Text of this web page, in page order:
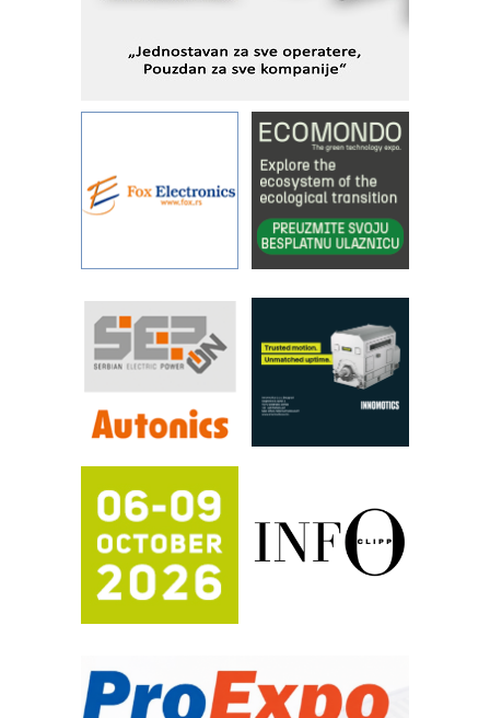
STAUFF – Komponente koje
sistema
YAMADA pumpe – japanska
pouzdanost u transferu fluida
Filtration Group Industrial – Napredna
rešenja za filtraciju u hidrauličkim i
procesnim sistemima
Art Utopia Studio – vizuelne priče
RILINEX kompanije Rittal
FANUC: Najbolje za vašu pametnu
automatizaciju
Efikasno upravljanje energijom
Automatizacija pakovanja · Display
Proizvodnja iC7 Hybrid 1500 VDC
mrežnog pretvarača sa tečnim
hlađenjem
Potpuna efikasnost bez složenih
sistema
IB BLUMENAUER - više od 40 godina
poverenja u industriji